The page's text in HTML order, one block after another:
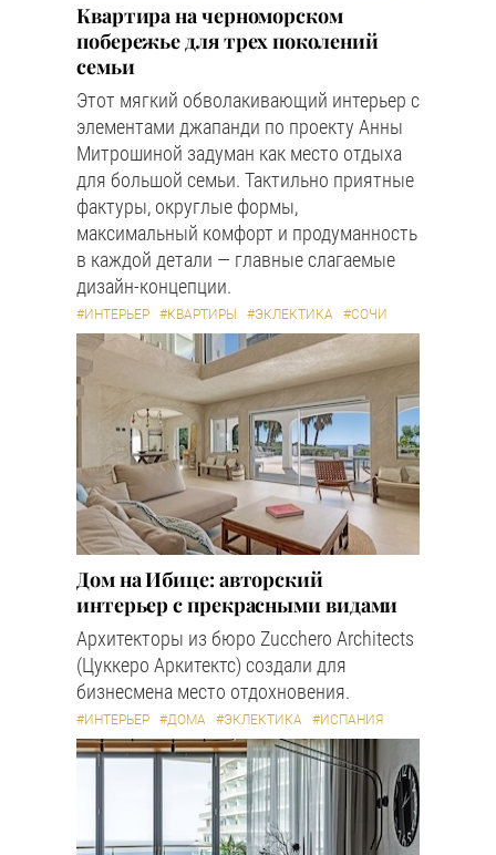
Квартира на черноморском
побережье для трех поколений
семьи
Этот мягкий обволакивающий интерьер с
элементами джапанди по проекту Анны
Митрошиной задуман как место отдыха
для большой семьи. Тактильно приятные
фактуры, округлые формы,
максимальный комфорт и продуманность
в каждой детали — главные слагаемые
дизайн-концепции.
#ИНТЕРЬЕР #КВАРТИРЫ #ЭКЛЕКТИКА #СОЧИ
Дом на Ибице: авторский
интерьер с прекрасными видами
Архитекторы из бюро Zucchero Architects
(Цуккеро Аркитектс) создали для
бизнесмена место отдохновения.
#ИНТЕРЬЕР #ДОМА #ЭКЛЕКТИКА #ИСПАНИЯ